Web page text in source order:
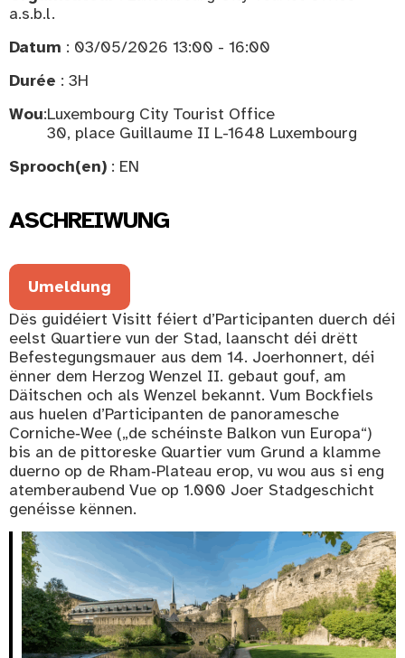
a.s.b.l.
Datum : 03/05/2026 13:00 - 16:00
Durée : 3H
Wou:Luxembourg City Tourist Office
30, place Guillaume II L-1648 Luxembourg
Sprooch(en) : EN
ASCHREIWUNG
Umeldung
Dës guidéiert Visitt féiert d’Participanten duerch déi
eelst Quartiere vun der Stad, laanscht déi drëtt
Befestegungsmauer aus dem 14. Joerhonnert, déi
ënner dem Herzog Wenzel II. gebaut gouf, am
Däitschen och als Wenzel bekannt. Vum Bockfiels
aus huelen d’Participanten de panoramesche
Corniche‑Wee („de schéinste Balkon vun Europa“)
bis an de pittoreske Quartier vum Grund a klamme
duerno op de Rham‑Plateau erop, vu wou aus si eng
atemberaubend Vue op 1.000 Joer Stadgeschicht
genéisse kënnen.